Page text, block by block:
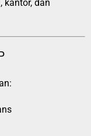
kantor, dan